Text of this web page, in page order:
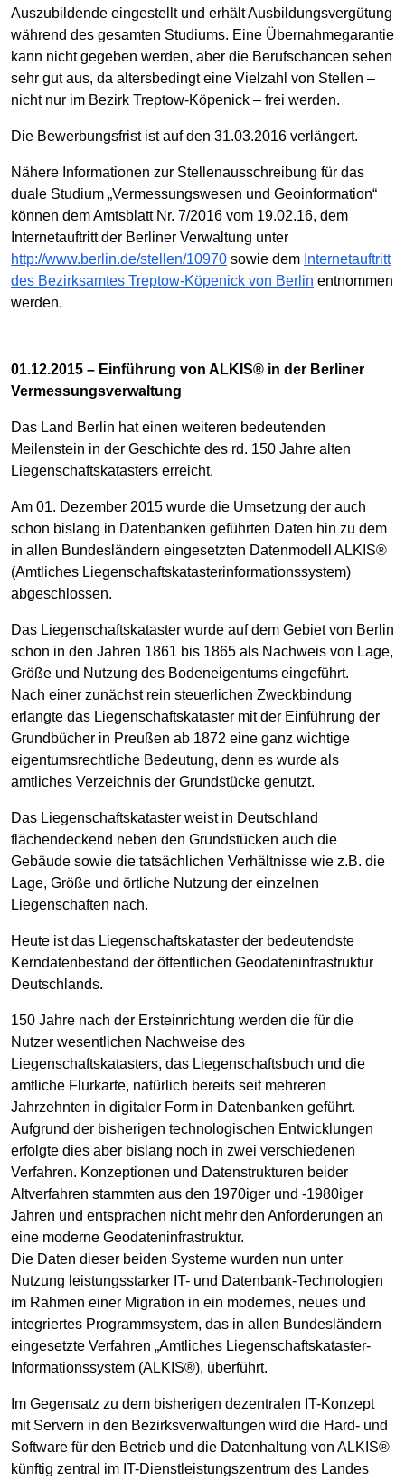
Auszubildende eingestellt und erhält Ausbildungsvergütung
während des gesamten Studiums. Eine Übernahmegarantie
kann nicht gegeben werden, aber die Berufschancen sehen
sehr gut aus, da altersbedingt eine Vielzahl von Stellen –
nicht nur im Bezirk Treptow-Köpenick – frei werden.
Die Bewerbungsfrist ist auf den 31.03.2016 verlängert.
Nähere Informationen zur Stellenausschreibung für das
duale Studium „Vermessungswesen und Geoinformation“
können dem Amtsblatt Nr. 7/2016 vom 19.02.16, dem
Internetauftritt der Berliner Verwaltung unter
http://www.berlin.de/stellen/10970 sowie dem Internetauftritt
des Bezirksamtes Treptow-Köpenick von Berlin entnommen
werden.
01.12.2015 – Einführung von ALKIS® in der Berliner
Vermessungsverwaltung
Das Land Berlin hat einen weiteren bedeutenden
Meilenstein in der Geschichte des rd. 150 Jahre alten
Liegenschaftskatasters erreicht.
Am 01. Dezember 2015 wurde die Umsetzung der auch
schon bislang in Datenbanken geführten Daten hin zu dem
in allen Bundesländern eingesetzten Datenmodell ALKIS®
(Amtliches Liegenschaftskatasterinformationssystem)
abgeschlossen.
Das Liegenschaftskataster wurde auf dem Gebiet von Berlin
schon in den Jahren 1861 bis 1865 als Nachweis von Lage,
Größe und Nutzung des Bodeneigentums eingeführt.
Nach einer zunächst rein steuerlichen Zweckbindung
erlangte das Liegenschaftskataster mit der Einführung der
Grundbücher in Preußen ab 1872 eine ganz wichtige
eigentumsrechtliche Bedeutung, denn es wurde als
amtliches Verzeichnis der Grundstücke genutzt.
Das Liegenschaftskataster weist in Deutschland
flächendeckend neben den Grundstücken auch die
Gebäude sowie die tatsächlichen Verhältnisse wie z.B. die
Lage, Größe und örtliche Nutzung der einzelnen
Liegenschaften nach.
Heute ist das Liegenschaftskataster der bedeutendste
Kerndatenbestand der öffentlichen Geodateninfrastruktur
Deutschlands.
150 Jahre nach der Ersteinrichtung werden die für die
Nutzer wesentlichen Nachweise des
Liegenschaftskatasters, das Liegenschaftsbuch und die
amtliche Flurkarte, natürlich bereits seit mehreren
Jahrzehnten in digitaler Form in Datenbanken geführt.
Aufgrund der bisherigen technologischen Entwicklungen
erfolgte dies aber bislang noch in zwei verschiedenen
Verfahren. Konzeptionen und Datenstrukturen beider
Altverfahren stammten aus den 1970iger und -1980iger
Jahren und entsprachen nicht mehr den Anforderungen an
eine moderne Geodateninfrastruktur.
Die Daten dieser beiden Systeme wurden nun unter
Nutzung leistungsstarker IT- und Datenbank-Technologien
im Rahmen einer Migration in ein modernes, neues und
integriertes Programmsystem, das in allen Bundesländern
eingesetzte Verfahren „Amtliches Liegenschaftskataster-
Informationssystem (ALKIS®), überführt.
Im Gegensatz zu dem bisherigen dezentralen IT-Konzept
mit Servern in den Bezirksverwaltungen wird die Hard- und
Software für den Betrieb und die Datenhaltung von ALKIS®
künftig zentral im IT-Dienstleistungszentrum des Landes